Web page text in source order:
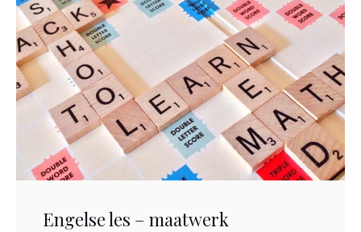
Engelse les – maatwerk